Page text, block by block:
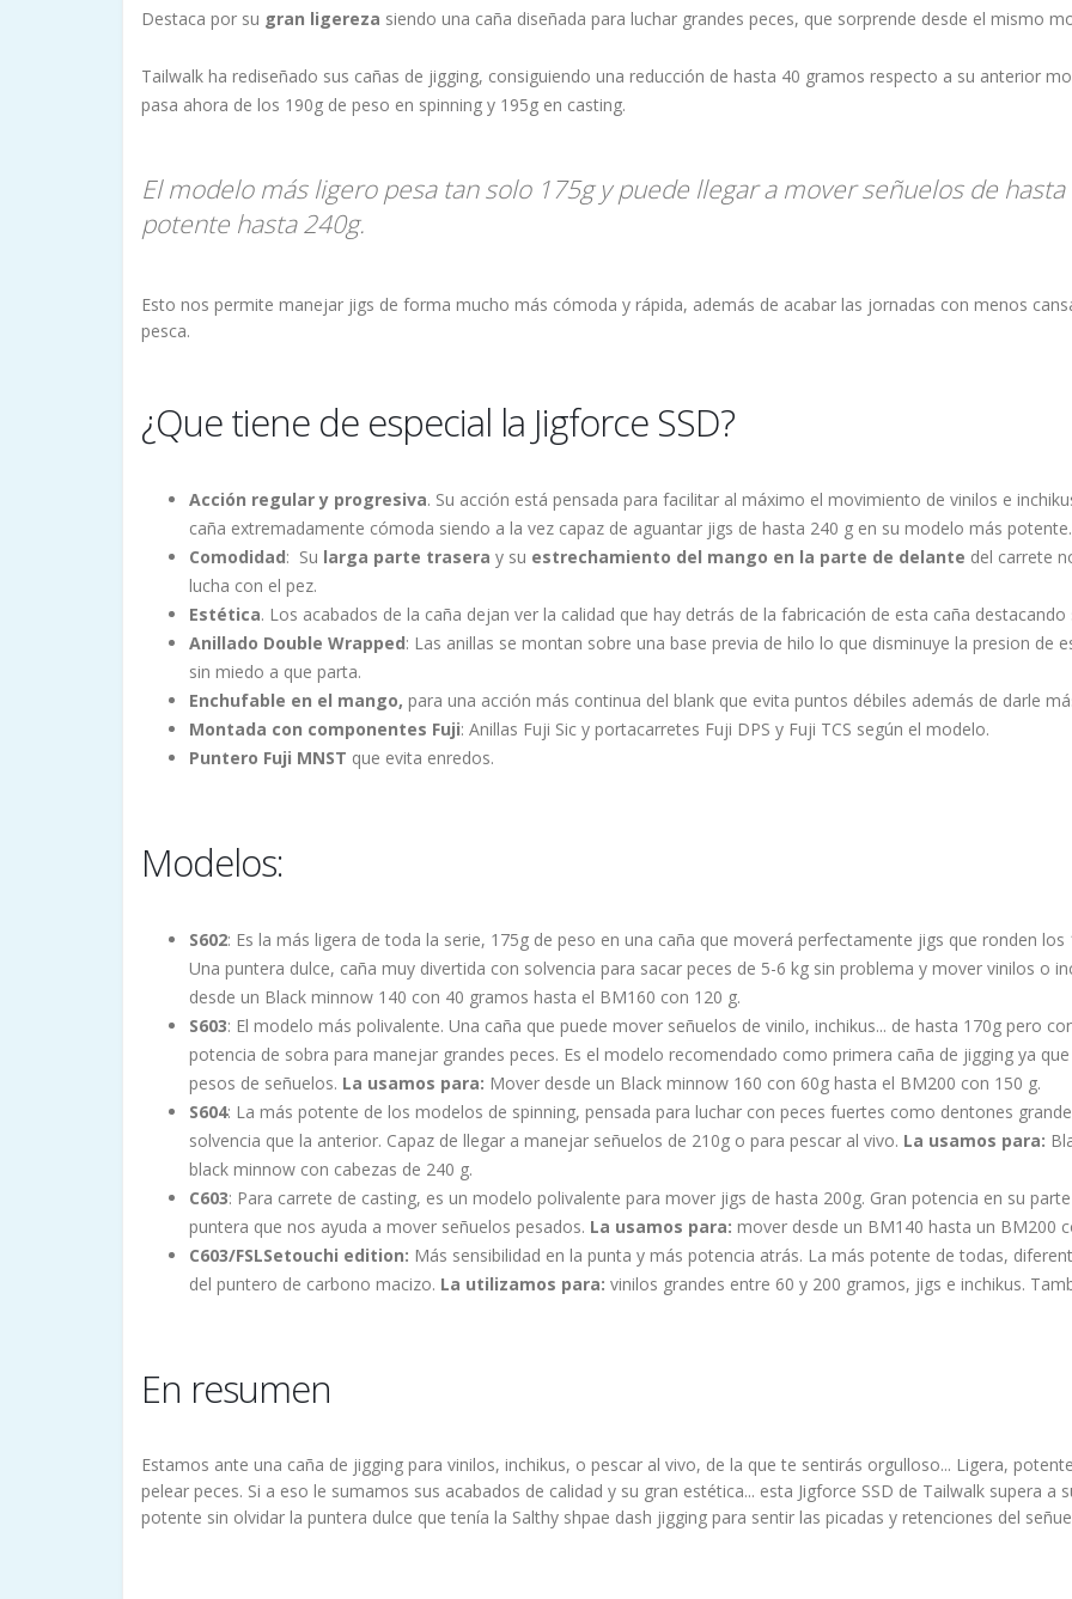
Destaca por su gran ligereza siendo una caña diseñada para luchar grandes peces, que sorprende desde el mismo
Tailwalk ha rediseñado sus cañas de jigging, consiguiendo una reducción de hasta 40 gramos respecto a su anterior
pasa ahora de los 190g de peso en spinning y 195g en casting.
El modelo más ligero pesa tan solo 175g y puede llegar a mover señuelos de
potente hasta 240g.
Esto nos permite manejar jigs de forma mucho más cómoda y rápida, además de acabar las jornadas con menos
pesca.
¿Que tiene de especial la Jigforce SSD?
Acción regular y progresiva. Su acción está pensada para facilitar al máximo el movimiento de vinilos e
caña extremadamente cómoda siendo a la vez capaz de aguantar jigs de hasta 240 g en su modelo más potente.
Comodidad: Su larga parte trasera y su estrechamiento del mango en la parte de delante del carrete
lucha con el pez.
Estética. Los acabados de la caña dejan ver la calidad que hay detrás de la fabricación de esta caña
Anillado Double Wrapped: Las anillas se montan sobre una base previa de hilo lo que disminuye la presion de
sin miedo a que parta.
Enchufable en el mango, para una acción más continua del blank que evita puntos débiles además de darle
Montada con componentes Fuji: Anillas Fuji Sic y portacarretes Fuji DPS y Fuji TCS según el modelo.
Puntero Fuji MNST que evita enredos.
Modelos:
S602: Es la más ligera de toda la serie, 175g de peso en una caña que moverá perfectamente jigs que ronden
Una puntera dulce, caña muy divertida con solvencia para sacar peces de 5-6 kg sin problema y mover vinilos o
desde un Black minnow 140 con 40 gramos hasta el BM160 con 120 g.
S603: El modelo más polivalente. Una caña que puede mover señuelos de vinilo, inchikus... de hasta 170g pero
potencia de sobra para manejar grandes peces. Es el modelo recomendado como primera caña de jigging ya
pesos de señuelos. La usamos para: Mover desde un Black minnow 160 con 60g hasta el BM200 con 150 g.
S604: La más potente de los modelos de spinning, pensada para luchar con peces fuertes como dentones
solvencia que la anterior. Capaz de llegar a manejar señuelos de 210g o para pescar al vivo. La usamos para:
black minnow con cabezas de 240 g.
C603: Para carrete de casting, es un modelo polivalente para mover jigs de hasta 200g. Gran potencia en su
puntera que nos ayuda a mover señuelos pesados. La usamos para: mover desde un BM140 hasta un BM200
C603/FSLSetouchi edition: Más sensibilidad en la punta y más potencia atrás. La más potente de todas,
del puntero de carbono macizo. La utilizamos para: vinilos grandes entre 60 y 200 gramos, jigs e inchikus.
En resumen
Estamos ante una caña de jigging para vinilos, inchikus, o pescar al vivo, de la que te sentirás orgulloso... Ligera,
pelear peces. Si a eso le sumamos sus acabados de calidad y su gran estética... esta Jigforce SSD de Tailwalk supera
potente sin olvidar la puntera dulce que tenía la Salthy shpae dash jigging para sentir las picadas y retenciones del